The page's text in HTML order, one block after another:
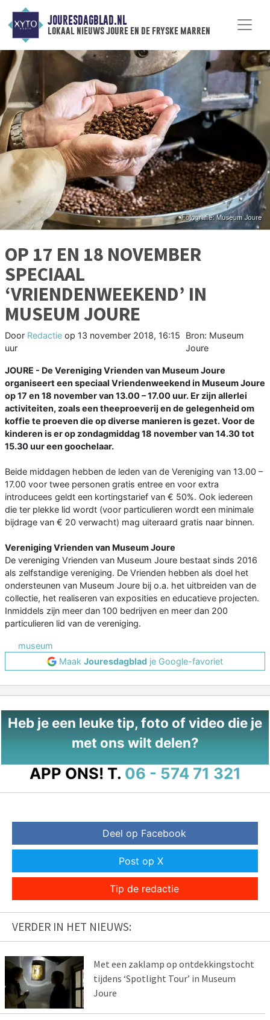
JOURESDAGBLAD.NL
lokaal nieuws joure en de fryske marren
OP 17 EN 18 NOVEMBER
SPECIAAL
‘VRIENDENWEEKEND’ IN
MUSEUM JOURE
Door Redactie op 13 november 2018, 16:15
uur
Bron: Museum
Joure
JOURE - De Vereniging Vrienden van Museum Joure
organiseert een speciaal Vriendenweekend in Museum Joure
op 17 en 18 november van 13.00 – 17.00 uur. Er zijn allerlei
activiteiten, zoals een theeproeverij en de gelegenheid om
koffie te proeven die op diverse manieren is gezet. Voor de
kinderen is er op zondagmiddag 18 november van 14.30 tot
15.30 uur een goochelaar.
Beide middagen hebben de leden van de Vereniging van 13.00 –
17.00 voor twee personen gratis entree en voor extra
introducees geldt een kortingstarief van € 50%. Ook iedereen
die ter plekke lid wordt (voor particulieren wordt een minimale
bijdrage van € 20 verwacht) mag uiteraard gratis naar binnen.
Vereniging Vrienden van Museum Joure
De vereniging Vrienden van Museum Joure bestaat sinds 2016
als zelfstandige vereniging. De Vrienden hebben als doel het
ondersteunen van Museum Joure bij o.a. het uitbreiden van de
collectie, het realiseren van exposities en educatieve projecten.
Inmiddels zijn meer dan 100 bedrijven en meer dan 200
particulieren lid van de vereniging.
museum
Maak Jouresdagblad je Google-favoriet
Heb je een leuke tip, foto of video die je
met ons wilt delen?
APP ONS! T. 06 - 574 71 321
Deel op Facebook
Post op X
Tip de redactie
VERDER IN HET NIEUWS:
Met een zaklamp op ontdekkingstocht
tijdens ‘Spotlight Tour’ in Museum
Joure